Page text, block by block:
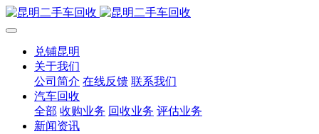
兑铺昆明
关于我们
公司简介 在线反馈 联系我们
汽车回收
全部 收购业务 回收业务 评估业务
新闻资讯